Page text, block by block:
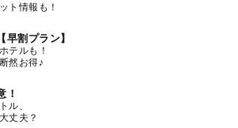
ト情報も！
早割プラン】
テルも！
然お得♪
！
ル、
丈夫？